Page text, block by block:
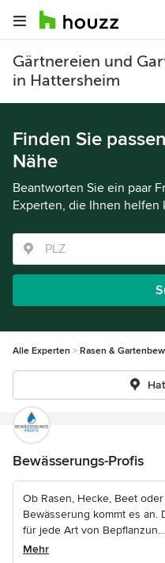
Gärtnereien und
in Hattersheim
Finden Sie
Nähe
Beantworten Sie ein paar
Experten, die Ihnen helfen
Alle Experten Rasen &
Bewässerungs-Profis
Ob Rasen, Hecke, Beet
Bewässerung kommt es an.
für jede Art von Bepflanzun...
Mehr